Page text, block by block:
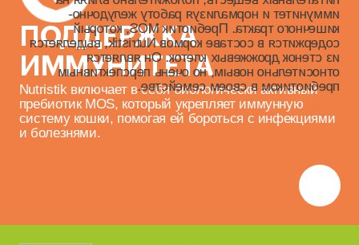
ПОДДЕРЖКА
ИММУНИТЕТА
Nutristik включает в себя биологически активный
пребиотик MOS, который укрепляет иммунную
систему кошки, помогая ей бороться с инфекциями
и болезнями.
иммунитет и нормализуя работу желудочно-
кишечного тракта. Пребиотик MOS, который
содержится в составе кормов Nutristik, выделяется
из стенок дрожжевых клеток. Он является
относительно новым, но очень перспективным
пребиотиком в своем семействе.